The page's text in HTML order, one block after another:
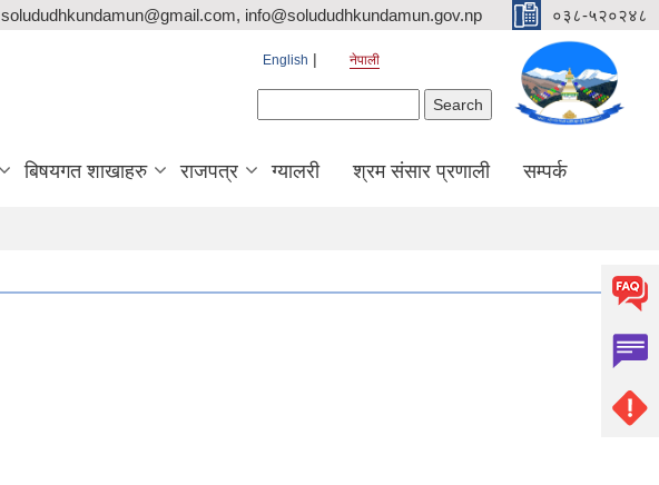
solududhkundamun@gmail.com, info@solududhkundamun.gov.np ०३८-५२०२४८
English नेपाली
बिषयगत शाखाहरु राजपत्र ग्यालरी श्रम संसार प्रणाली सम्पर्क